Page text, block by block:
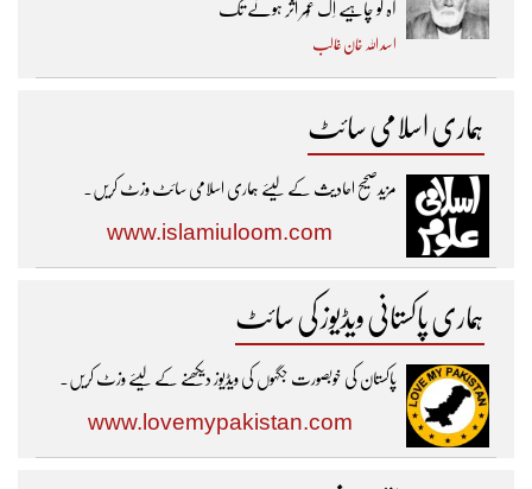
آہ کو چاہیے اِک عُمر اثر ہونے تک ​
اسد اللہ خان غالب
ہماری اسلامی سائٹ
مزیدصحیح احادیث کے لیئے ہماری اسلامی سائٹ وزٹ کریں۔
www.islamiuloom.com
ہماری پاکستانی ویڈیوز کی سائٹ
پاکستان کی خوبصورت جگہوں کی ویڈیوز دیکھنے کے لیئے وزٹ کریں۔
www.lovemypakistan.com